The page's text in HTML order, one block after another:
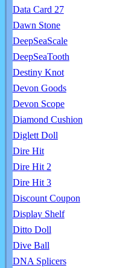
Data Card 27
Dawn Stone
DeepSeaScale
DeepSeaTooth
Destiny Knot
Devon Goods
Devon Scope
Diamond Cushion
Diglett Doll
Dire Hit
Dire Hit 2
Dire Hit 3
Discount Coupon
Display Shelf
Ditto Doll
Dive Ball
DNA Splicers